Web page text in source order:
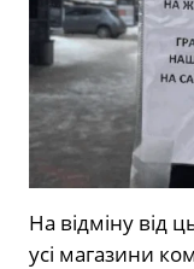
На відміну від
усі магазини